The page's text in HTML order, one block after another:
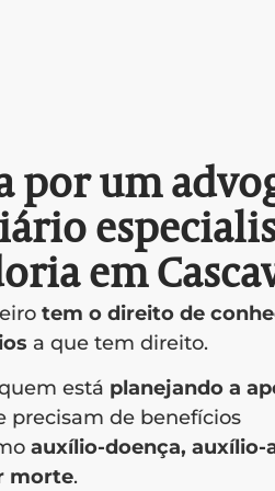
por um
em
tem o direito de
a que tem direito.
está planejando a
precisam de benefícios
auxílio-doença, auxílio-
morte.